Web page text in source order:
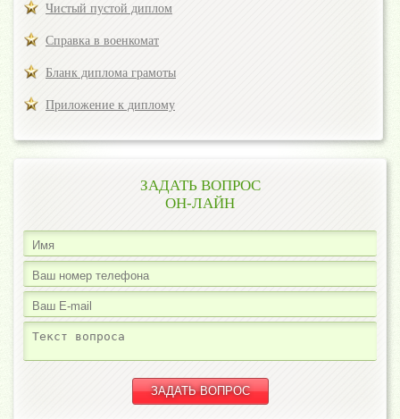
Чистый пустой диплом
Справка в военкомат
Бланк диплома грамоты
Приложение к диплому
ЗАДАТЬ ВОПРОС
ОН-ЛАЙН